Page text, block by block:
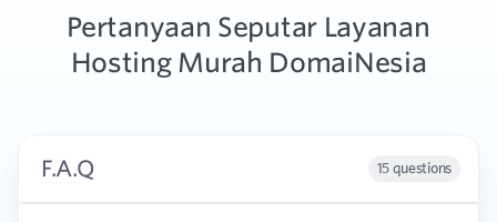
Pertanyaan Seputar Layanan
Hosting Murah DomaiNesia
F.A.Q 15 questions